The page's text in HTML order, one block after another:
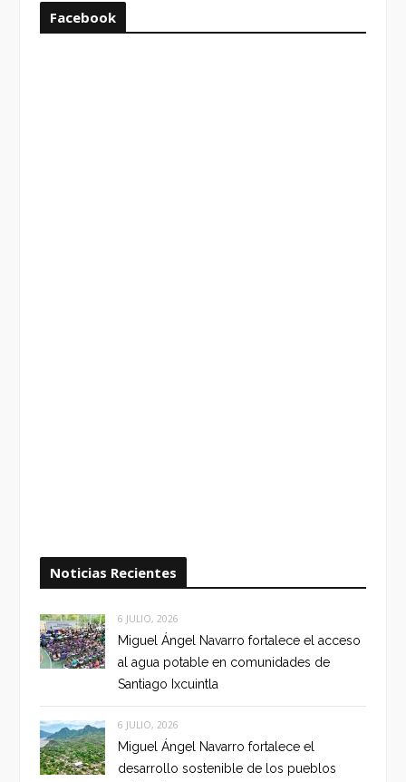
Facebook
Noticias Recientes
6 JULIO, 2026
Miguel Ángel Navarro fortalece el acceso
al agua potable en comunidades de
Santiago Ixcuintla
6 JULIO, 2026
Miguel Ángel Navarro fortalece el
desarrollo sostenible de los pueblos